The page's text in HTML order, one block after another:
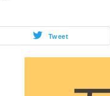
Tweet